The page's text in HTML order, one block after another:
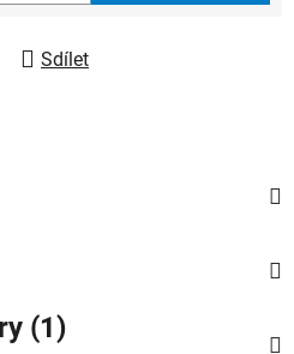
Sdílet
(1)